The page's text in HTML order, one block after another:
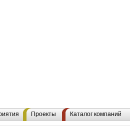
Проекты Каталог компаний